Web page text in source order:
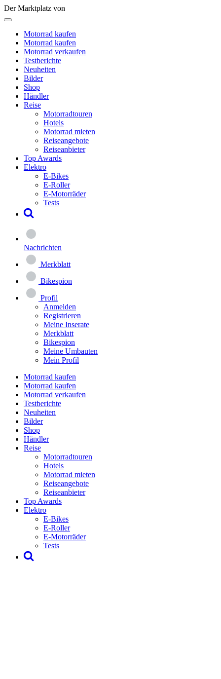
Der Marktplatz von
Motorrad kaufen
Motorrad kaufen
Motorrad verkaufen
Testberichte
Neuheiten
Bilder
Shop
Händler
Reise
Motorradtouren
Hotels
Motorrad mieten
Reiseangebote
Reiseanbieter
Top Awards
Elektro
E-Bikes
E-Roller
E-Motorräder
Tests
Nachrichten
Merkblatt
Bikespion
Profil
Anmelden
Registrieren
Meine Inserate
Merkblatt
Bikespion
Meine Umbauten
Mein Profil
Motorrad kaufen
Motorrad kaufen
Motorrad verkaufen
Testberichte
Neuheiten
Bilder
Shop
Händler
Reise
Motorradtouren
Hotels
Motorrad mieten
Reiseangebote
Reiseanbieter
Top Awards
Elektro
E-Bikes
E-Roller
E-Motorräder
Tests